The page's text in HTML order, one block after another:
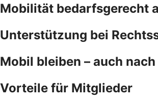
Mobilität bedarfsgerecht
Unterstützung bei
Mobil bleiben – auch
Vorteile für Mitglieder